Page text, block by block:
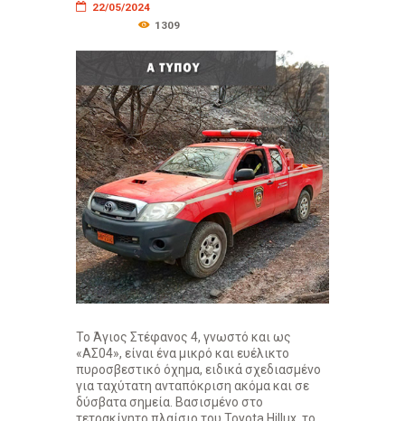
22/05/2024
1309
Το Άγιος Στέφανος 4, γνωστό και ως
«ΑΣ04», είναι ένα μικρό και ευέλικτο
πυροσβεστικό όχημα, ειδικά σχεδιασμένο
για ταχύτατη ανταπόκριση ακόμα και σε
δύσβατα σημεία. Βασισμένο στο
τετρακίνητο πλαίσιο του Toyota Hillux, το